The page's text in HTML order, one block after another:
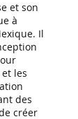
et son
à
Il
les
des
créer